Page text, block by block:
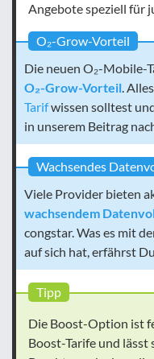
Angebote speziell für
O₂-Grow-Vorteil
Die neuen O₂-Mobile-
O₂-Grow-Vorteil.
Tarifwissen solltest
in unserem Beitrag
Wachsendes
Viele Provider bieten
wachsendem
congstar. Was es mit
auf sich hat, erfährst
Tipp
Die Boost-Option ist
Boost-Tarife und lässt